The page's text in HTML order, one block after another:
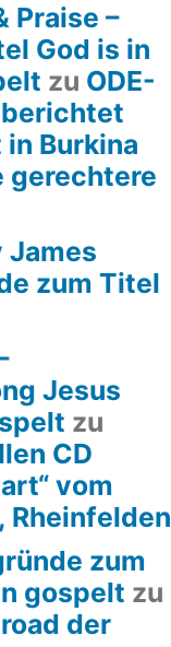
Praise –
God is in
zu ODE-
Burkina
gerechtere
James
zum Titel
Jesus
zu
CD
vom
Rheinfelden
zum
gospelt zu
der